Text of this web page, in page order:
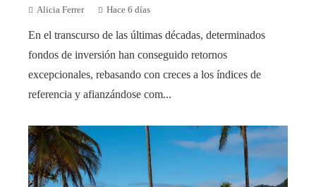
Alicia Ferrer Hace 6 días
En el transcurso de las últimas décadas, determinados
fondos de inversión han conseguido retornos
excepcionales, rebasando con creces a los índices de
referencia y afianzándose com...